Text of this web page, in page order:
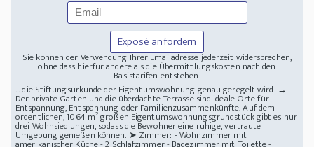
Exposé anfordern
Sie können der Verwendung Ihrer Emailadresse jederzeit widersprechen,
ohne dass hierfür andere als die Übermittlungskosten nach den
Basistarifen entstehen.
... die Stiftungsurkunde der Eigentumswohnung genau geregelt wird. →
Der private Garten und die überdachte Terrasse sind ideale Orte für
Entspannung, Entspannung oder Familienzusammenkünfte. Auf dem
ordentlichen, 1064 m² großen Eigentumswohnungsgrundstück gibt es nur
drei Wohnsiedlungen, sodass die Bewohner eine ruhige, vertraute
Umgebung genießen können. ➤ Zimmer: - Wohnzimmer mit